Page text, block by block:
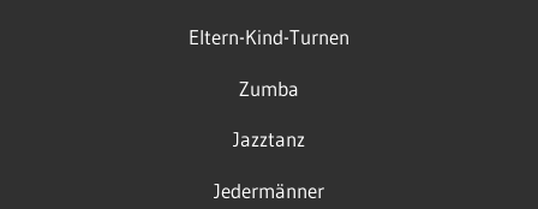
Eltern-Kind-Turnen
Zumba
Jazztanz
Jedermänner